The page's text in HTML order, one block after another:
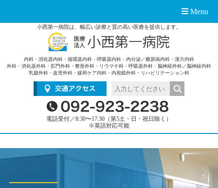
小西第一病院は、幅広い診療と質の高い医療を提供します。
内科・消化器内科・循環器内科・呼吸器内科・内分泌／糖尿病内科・漢方内科
外科・消化器外科・肛門外科・整形外科・リウマチ科・呼吸器外科・脳神経外科／脳神経内科
乳腺外科・血管外科・緩和ケア内科・内視鏡外科・リハビリテーション科
電話受付／8:30〜17:30（第5土・日・祝日除く）
※英語対応可能
Menu